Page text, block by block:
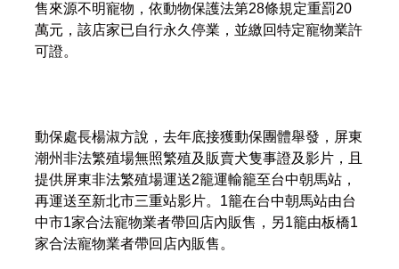
售來源不明寵物，依動物保護法第28條規定重罰20
萬元，該店家已自行永久停業，並繳回特定寵物業許
可證。
動保處長楊淑方說，去年底接獲動保團體舉發，屏東
潮州非法繁殖場無照繁殖及販賣犬隻事證及影片，且
提供屏東非法繁殖場運送2籠運輸籠至台中朝馬站，
再運送至新北市三重站影片。1籠在台中朝馬站由台
中市1家合法寵物業者帶回店內販售，另1籠由板橋1
家合法寵物業者帶回店內販售。